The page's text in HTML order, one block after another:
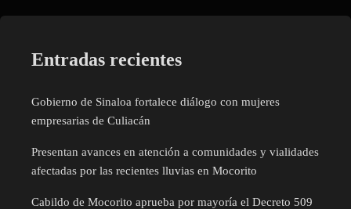
Entradas recientes
Gobierno de Sinaloa fortalece diálogo con mujeres
empresarias de Culiacán
Presentan avances en atención a comunidades y vialidades
afectadas por las recientes lluvias en Mocorito
Cabildo de Mocorito aprueba por mayoría el Decreto 509